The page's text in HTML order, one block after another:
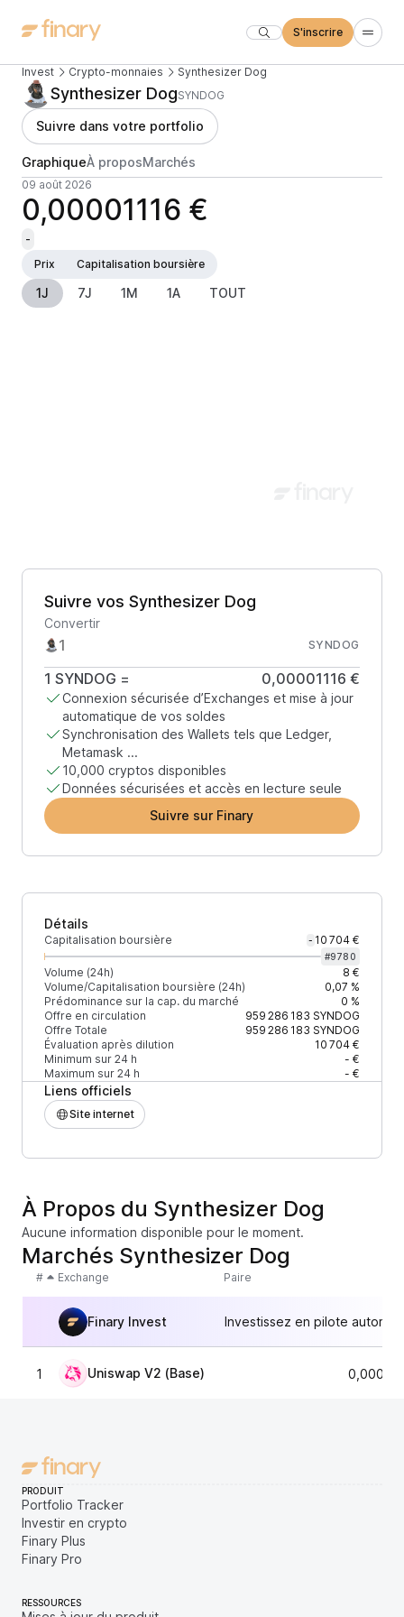
S'inscrire
Invest Crypto-monnaies Synthesizer Dog
Synthesizer DogSYNDOG
Suivre dans votre portfolio
GraphiqueÀ proposMarchés
09 août 2026
0,00001116 €
-
Prix
Capitalisation boursière
1J 7J 1M 1A TOUT
Suivre vos Synthesizer Dog
Convertir
SYNDOG
1 SYNDOG = 0,00001116 €
Connexion sécurisée d’Exchanges et mise à jour
automatique de vos soldes
Synchronisation des Wallets tels que Ledger,
Metamask ...
10,000 cryptos disponibles
Données sécurisées et accès en lecture seule
Suivre sur Finary
Détails
Capitalisation boursière - 10 704 €
#9780
Volume (24h)
8 €
Volume/Capitalisation boursière (24h)
0,07 %
Prédominance sur la cap. du marché
0 %
Offre en circulation
959 286 183 SYNDOG
Offre Totale
959 286 183 SYNDOG
Évaluation après dilution
10 704 €
Minimum sur 24 h
- €
Maximum sur 24 h
- €
Liens officiels
Site internet
À Propos du Synthesizer Dog
Aucune information disponible pour le moment.
Marchés Synthesizer Dog
# Exchange Paire
Finary Invest Investissez en pilote
1 Uniswap V2 (Base)
PRODUIT
Portfolio Tracker
Investir en crypto
Finary Plus
Finary Pro
RESSOURCES